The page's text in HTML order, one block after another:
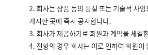
2. 회사는 상품 등의 품절 또는 기술적 사
게시한 곳에 즉시 공지합니다.
3. 회사가 제공하기로 회원과 계약을 체결
4. 전항의 경우 회사는 이로 인하여 회원